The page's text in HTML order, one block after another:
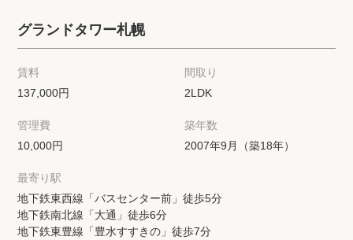
店舗紹介
希望条件を伝えてプロに探してもらう
来店予約
高級賃貸物件コラム
グランドタワー札幌
賃料
137,000円
間取り
2LDK
管理費
10,000円
築年数
2007年9月（築18年）
最寄り駅
地下鉄東西線「バスセンター前」徒歩5分
地下鉄南北線「大通」徒歩6分
地下鉄東豊線「豊水すすきの」徒歩7分